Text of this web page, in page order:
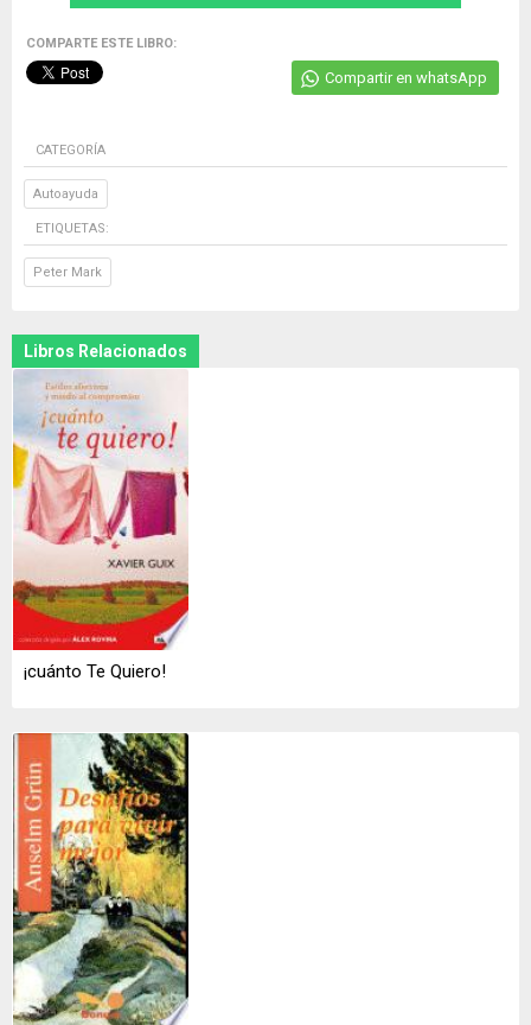
COMPARTE ESTE LIBRO:
Compartir en whatsApp
CATEGORÍA
Autoayuda
ETIQUETAS:
Peter Mark
Libros Relacionados
¡cuánto Te Quiero!